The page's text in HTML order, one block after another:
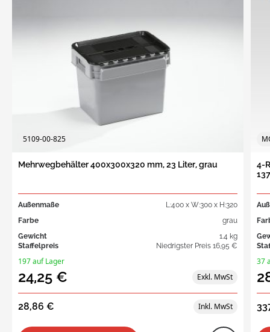
5109-00-825
Mehrwegbehälter 400x300x320 mm, 23 Liter, grau
Außenmaße
L:400 x W:300 x H:320
Farbe
grau
Gewicht
1.4 kg
Staffelpreis
Niedrigster Preis 16,95 €
197 auf Lager
24,25 €
28,86 €
4-
37